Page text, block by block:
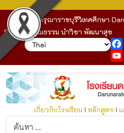
โรงเรียนดรุณาราชบุรีวิเทศศึกษา
School : คุณธรรม นำวิชา พัฒนาสุข
เกี่ยวกับโรงเรียนI หลักสูตรI